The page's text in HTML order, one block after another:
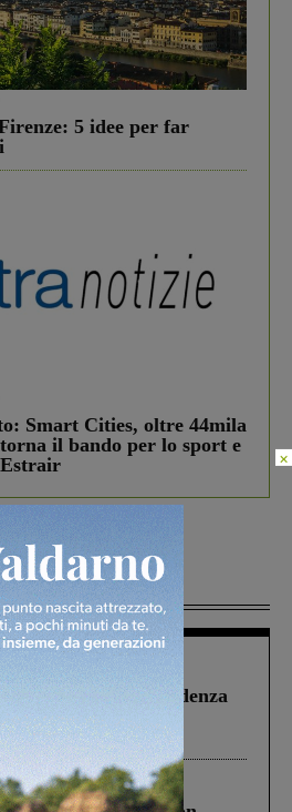
5 idee per far
Smart Cities, oltre 44mila
il bando per lo sport e
1 Agosto 2026
oltre la scadenza
d’Italia: “Un
×